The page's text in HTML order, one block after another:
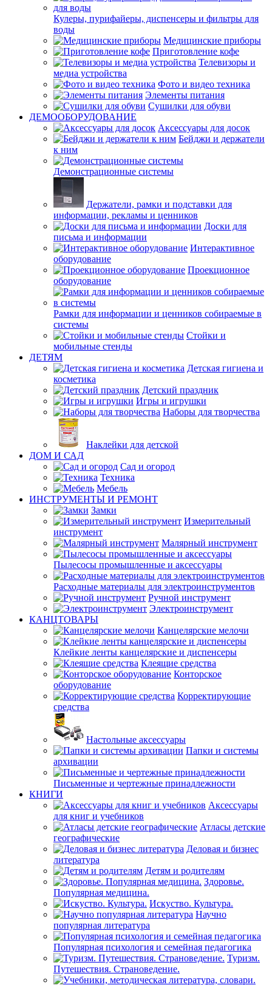
Кулеры, пурифайеры, диспенсеры и фильтры для
воды
Медицинские приборы
Приготовление кофе
Телевизоры и
медиа устройства
Фото и видео техника
Элементы питания
Сушилки для обуви
ДЕМООБОРУДОВАНИЕ
Аксессуары для досок
Бейджи и держатели
к ним
Демонстрационные системы
Держатели, рамки и подставки для
информации, рекламы и ценников
Доски для
письма и информации
Интерактивное
оборудование
Проекционное
оборудование
Рамки для информации и ценников собираемые в
системы
Стойки и
мобильные стенды
ДЕТЯМ
Детская гигиена и
косметика
Детский праздник
Игры и игрушки
Наборы для творчества
Наклейки для детской
ДОМ И САД
Сад и огород
Техника
Мебель
ИНСТРУМЕНТЫ И РЕМОНТ
Замки
Измерительный
инструмент
Малярный инструмент
Пылесосы промышленные и аксессуары
Расходные материалы для электроинструментов
Ручной инструмент
Электроинструмент
КАНЦТОВАРЫ
Канцелярские мелочи
Клейкие ленты канцелярские и диспенсеры
Клеящие средства
Конторское
оборудование
Корректирующие
средства
Настольные аксессуары
Папки и системы
архивации
Письменные и чертежные принадлежности
КНИГИ
Аксессуары
для книг и учебников
Атласы детские
географические
Деловая и бизнес
литература
Детям и родителям
Здоровье.
Популярная медицина.
Искуство. Культура.
Научно
популярная литература
Популярная психология и семейная педагогика
Туризм.
Путешествия. Страноведение.